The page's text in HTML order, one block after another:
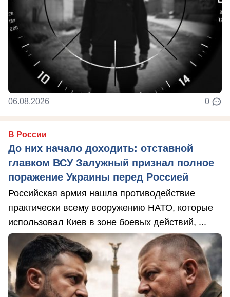
06.08.2026 0
В России
До них начало доходить: отставной
главком ВСУ Залужный признал полное
поражение Украины перед Россией
Российская армия нашла противодействие
практически всему вооружению НАТО, которые
использовал Киев в зоне боевых действий, ...